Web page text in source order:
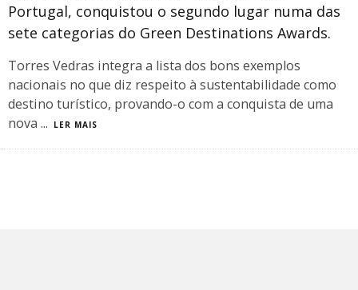
Portugal, conquistou o segundo lugar numa das
sete categorias do Green Destinations Awards.
Torres Vedras integra a lista dos bons exemplos
nacionais no que diz respeito à sustentabilidade como
destino turístico, provando-o com a conquista de uma
nova ... LER MAIS